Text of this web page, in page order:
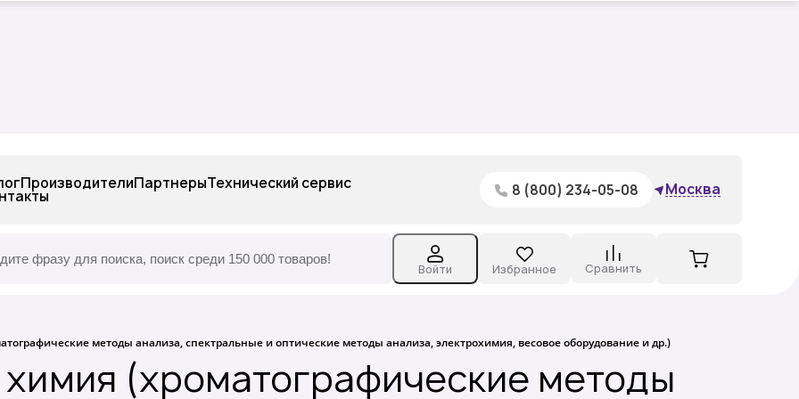
ПроизводителиПартнерыТехнический сервис 8 (800) 234-05-08 Москва
Войти Избранное Сравнить
методы анализа, спектральные и оптические методы анализа, электрохимия, весовое оборудование и др.)
(хроматографические методы